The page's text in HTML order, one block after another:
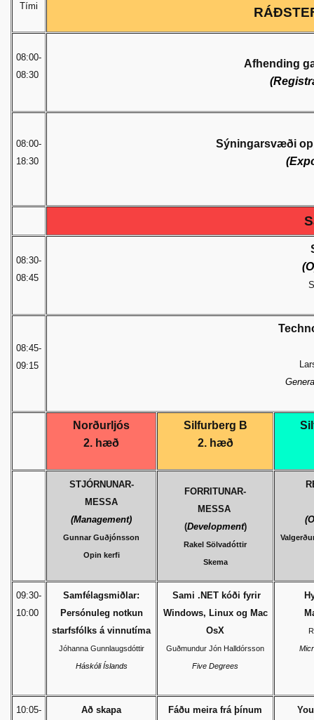
Tími
08:00-
08:30
Afhending
08:00-
18:30
Sýningarsvæði
08:30-
08:45
08:45-
09:15
Norðurljós
2. hæð
Silfurberg B
2. hæð
STJÓRNUNAR-
MESSA
(Management)
Gunnar Guðjónsson
Opin kerfi
FORRITUNAR-
MESSA
(Development)
Rakel Sölvadóttir
Skema
09:30-
10:00
Samfélagsmiðlar:
Persónuleg notkun
starfsfólks á vinnutíma
Jóhanna Gunnlaugsdóttir
Háskóli Íslands
Sami .NET kóði fyrir
Windows, Linux og Mac
OsX
Guðmundur Jón Halldórsson
Five Degrees
10:05- Að skapa Fáðu meira frá þínum